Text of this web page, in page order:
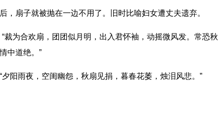
，扇子就被抛在一边不用了。旧时比喻妇女遭丈夫遗弃。
裁为合欢扇，团团似月明，出入君怀袖，动摇微风发。常恐秋
中道绝。”
阳雨夜，空闺幽怨，秋扇见捐，暮春花萎，烛泪风悲。”